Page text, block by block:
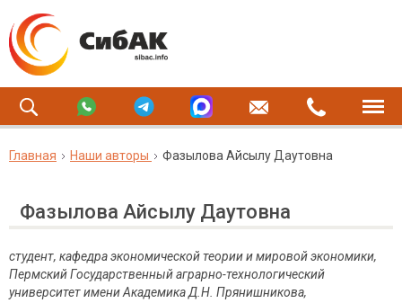
Главная Наши авторы Фазылова Айсылу Даутовна
Фазылова Айсылу Даутовна
студент, кафедра экономической теории и мировой экономики,
Пермский Государственный аграрно-технологический
университет имени Академика Д.Н. Прянишникова,